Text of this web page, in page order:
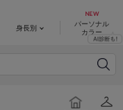
身長別
パーソナル
カラー